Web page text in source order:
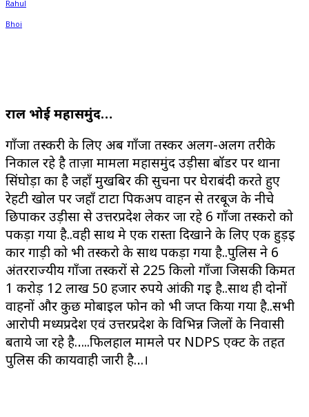
राहुल भोई महासमुंद…
गाँजा तस्करी के लिए अब गाँजा तस्कर अलग-अलग तरीके
निकाल रहे है ताज़ा मामला महासमुंद उड़ीसा बॉर्डर पर थाना
सिंघोड़ा का है जहाँ मुखबिर की सुचना पर घेराबंदी करते हुए
रेहटी खोल पर जहाँ टाटा पिकअप वाहन से तरबूज के नीचे
छिपाकर उड़ीसा से उत्तरप्रदेश लेकर जा रहे 6 गाँजा तस्करो को
पकड़ा गया है..वही साथ मे एक रास्ता दिखाने के लिए एक हुड़ई
कार गाड़ी को भी तस्करो के साथ पकड़ा गया है..पुलिस ने 6
अंतरराज्यीय गाँजा तस्करों से 225 किलो गाँजा जिसकी किमत
1 करोड़ 12 लाख 50 हजार रुपये आंकी गई है..साथ ही दोनों
वाहनों और कुछ मोबाइल फोन को भी जप्त किया गया है..सभी
आरोपी मध्यप्रदेश एवं उत्तरप्रदेश के विभिन्न जिलों के निवासी
बताये जा रहे है…..फिलहाल मामले पर NDPS एक्ट के तहत
पुलिस की कार्यवाही जारी है…।